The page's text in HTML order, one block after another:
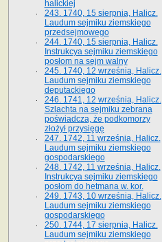
halickiej
243. 1740, 15 sierpnia, Halicz.
Laudum sejmiku ziemskiego
przedsejmowego
244. 1740, 15 sierpnia, Halicz.
Instrukcya sejmiku ziemskiego
posłom na sejm walny
245. 1740, 12 września, Halicz.
Laudum sejmiku ziemskiego
deputackiego
246. 1741, 12 września, Halicz.
Szlachta na sejmiku zebrana
poświadcza, że podkomorzy
złożył przysięgę
247. 1742, 11 września, Halicz.
Laudum sejmiku ziemskiego
gospodarskiego
248. 1742, 11 września, Halicz.
Instrukcya sejmiku ziemskiego
posłom do hetmana w. kor.
249. 1743, 10 września, Halicz.
Laudum sejmiku ziemskiego
gospodarskiego
250. 1744, 17 sierpnia, Halicz.
Laudum sejmiku ziemskiego